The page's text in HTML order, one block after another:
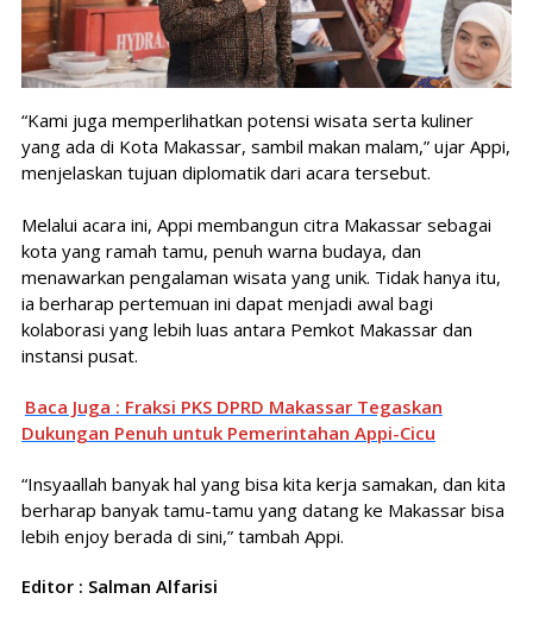
“Kami juga memperlihatkan potensi wisata serta kuliner
yang ada di Kota Makassar, sambil makan malam,” ujar Appi,
menjelaskan tujuan diplomatik dari acara tersebut.
Melalui acara ini, Appi membangun citra Makassar sebagai
kota yang ramah tamu, penuh warna budaya, dan
menawarkan pengalaman wisata yang unik. Tidak hanya itu,
ia berharap pertemuan ini dapat menjadi awal bagi
kolaborasi yang lebih luas antara Pemkot Makassar dan
instansi pusat.
Baca Juga : Fraksi PKS DPRD Makassar Tegaskan
Dukungan Penuh untuk Pemerintahan Appi-Cicu
“Insyaallah banyak hal yang bisa kita kerja samakan, dan kita
berharap banyak tamu-tamu yang datang ke Makassar bisa
lebih enjoy berada di sini,” tambah Appi.
Editor : Salman Alfarisi